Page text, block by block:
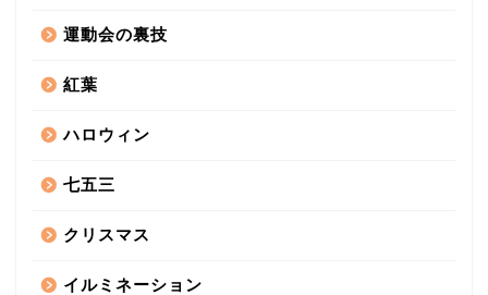
運動会の裏技
紅葉
ハロウィン
七五三
クリスマス
イルミネーション